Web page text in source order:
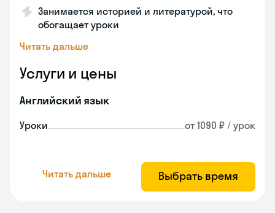
Занимается историей и литературой, что
обогащает уроки
Читать дальше
Услуги и цены
Английский язык
Уроки от 1090 ₽ / урок
Читать дальше Выбрать время